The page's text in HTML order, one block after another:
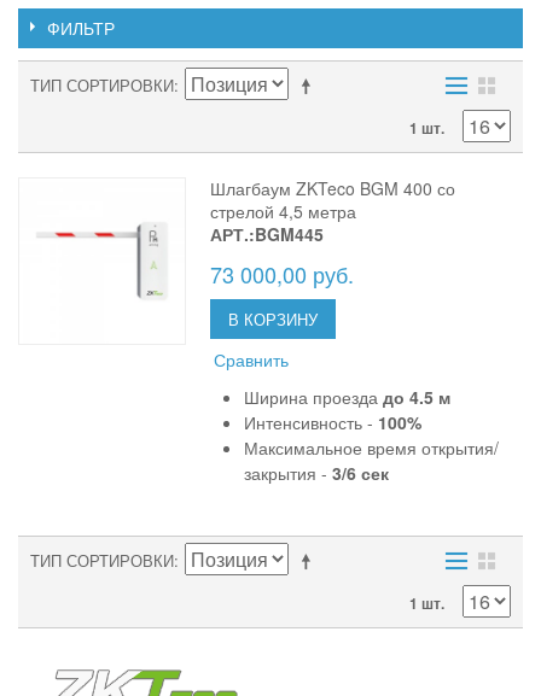
ФИЛЬТР
ТИП СОРТИРОВКИ
1 шт.
Шлагбаум ZKTeco BGM 400 со
стрелой 4,5 метра
АРТ.:BGM445
73 000,00 руб.
В КОРЗИНУ
Сравнить
Ширина проездадо 4.5 м
Интенсивность - 100%
Максимальное время открытия/
закрытия -3/6 сек
ТИП СОРТИРОВКИ
1 шт.